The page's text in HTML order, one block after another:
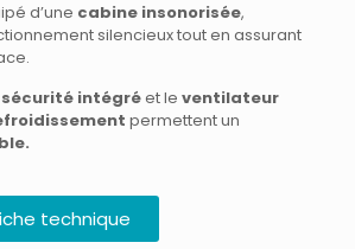
d’une cabine insonorisée,
silencieux tout en assurant
intégréet le ventilateur
permettent un
technique